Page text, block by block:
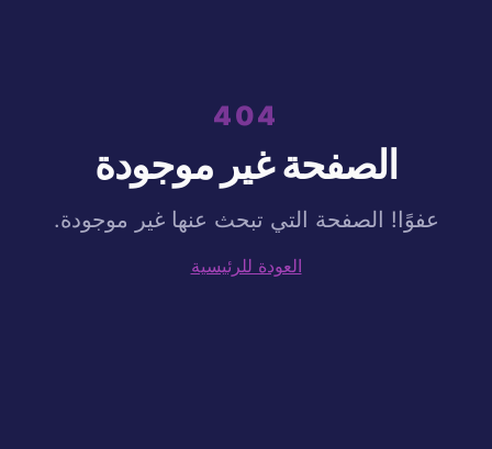
404
الصفحة غير موجودة
عفوًا! الصفحة التي تبحث عنها غير موجودة.
العودة للرئيسية